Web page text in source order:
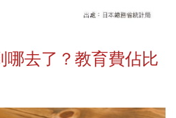
哪去了？教育費佔比